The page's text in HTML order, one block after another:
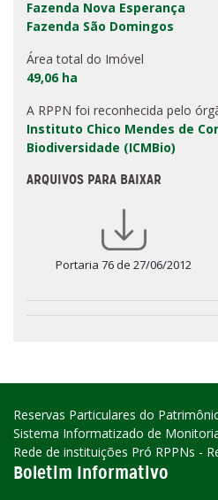
Fazenda Nova Esperança
Fazenda São Domingos
Área total do Imóvel
49,06 ha
A RPPN foi reconhecida pelo
Instituto Chico Mendes de
Biodiversidade (ICMBio)
ARQUIVOS PARA BAIXAR
Portaria 76 de 27/06/2012
Reservas Particulares do
Sistema Informatizado de
Rede de instituições Pró RPPNs -
Boletim Informativo